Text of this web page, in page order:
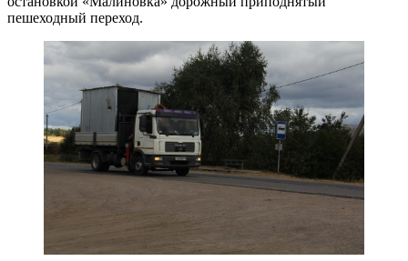
пешеходный переход.